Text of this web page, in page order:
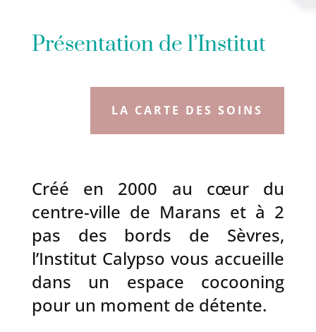
Présentation de l’Institut
LA CARTE DES SOINS
Créé en 2000 au cœur du
centre-ville de Marans et à 2
pas des bords de Sèvres,
l’Institut Calypso vous accueille
dans un espace cocooning
pour un moment de détente.